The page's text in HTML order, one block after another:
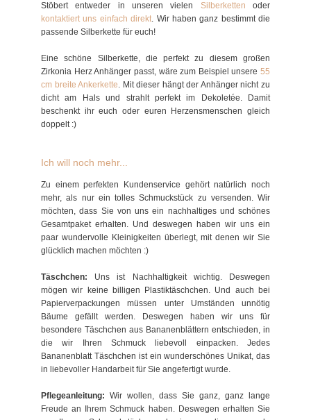
Stöbert entweder in unseren vielen Silberketten oder
kontaktiert uns einfach direkt. Wir haben ganz bestimmt die
passende Silberkette für euch!
Eine schöne Silberkette, die perfekt zu diesem großen
Zirkonia Herz Anhänger passt, wäre zum Beispiel unsere 55
cm breite Ankerkette. Mit dieser hängt der Anhänger nicht zu
dicht am Hals und strahlt perfekt im Dekoletée. Damit
beschenkt ihr euch oder euren Herzensmenschen gleich
doppelt :)
Ich will noch mehr...
Zu einem perfekten Kundenservice gehört natürlich noch
mehr, als nur ein tolles Schmuckstück zu versenden. Wir
möchten, dass Sie von uns ein nachhaltiges und schönes
Gesamtpaket erhalten. Und deswegen haben wir uns ein
paar wundervolle Kleinigkeiten überlegt, mit denen wir Sie
glücklich machen möchten :)
Täschchen: Uns ist Nachhaltigkeit wichtig. Deswegen
mögen wir keine billigen Plastiktäschchen. Und auch bei
Papierverpackungen müssen unter Umständen unnötig
Bäume gefällt werden. Deswegen haben wir uns für
besondere Täschchen aus Bananenblättern entschieden, in
die wir Ihren Schmuck liebevoll einpacken. Jedes
Bananenblatt Täschchen ist ein wunderschönes Unikat, das
in liebevoller Handarbeit für Sie angefertigt wurde.
Pflegeanleitung: Wir wollen, dass Sie ganz, ganz lange
Freude an Ihrem Schmuck haben. Deswegen erhalten Sie